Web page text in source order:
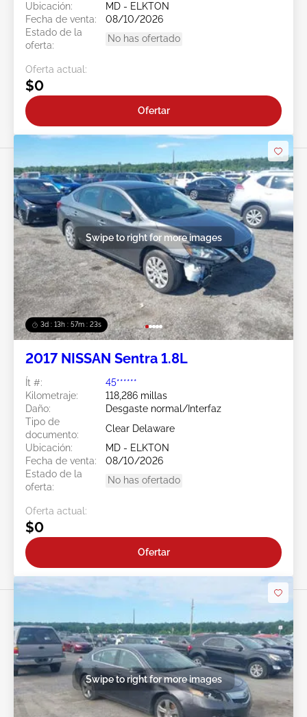
Ubicación:
MD - ELKTON
Fecha de venta:
08/10/2026
Estado de la
oferta:
No has ofertado
Oferta actual:
$0
Ofertar
3d : 13h : 57m : 21s
Swipe to right for more images
2017 NISSAN Sentra 1.8L
Ít #:
45******
Kilometraje:
118,286 millas
Daño:
Desgaste normal/Interfaz
Tipo de
documento:
Clear Delaware
Ubicación:
MD - ELKTON
Fecha de venta:
08/10/2026
Estado de la
oferta:
No has ofertado
Oferta actual:
$0
Ofertar
Swipe to right for more images